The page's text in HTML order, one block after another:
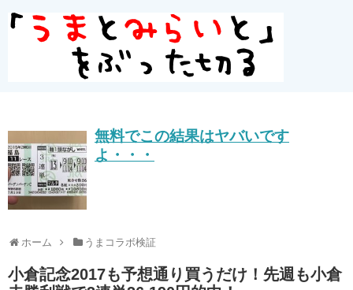
無料でこの結果はヤバいです
よ・・・
ホーム うまコラボ検証
小倉記念2017も予想通り買うだけ！先週も小倉